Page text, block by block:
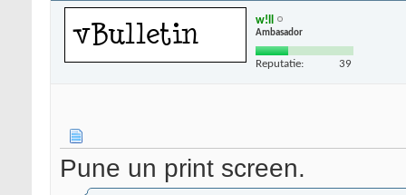
w!ll
Ambasador
Reputatie: 39
Pune un print screen.